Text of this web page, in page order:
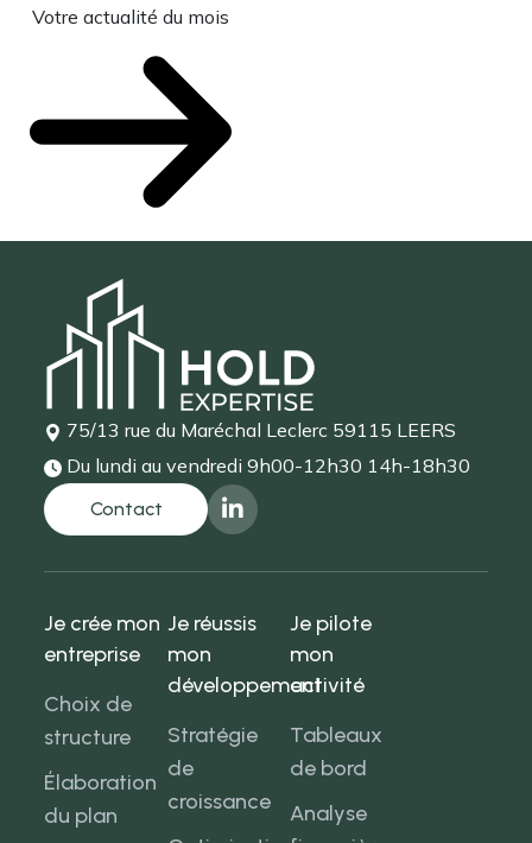
Votre actualité du mois
75/13 rue du Maréchal Leclerc 59115 LEERS
Du lundi au vendredi9h00-12h30 14h-18h30
Je crée mon
entreprise
Choix de
structure
Élaboration
du plan
Je réussis
mon
développement
Stratégie
de
croissance
Je pilote
mon
activité
Tableaux
de bord
Analyse